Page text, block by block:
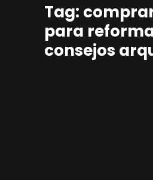
Tag:
para
consejos